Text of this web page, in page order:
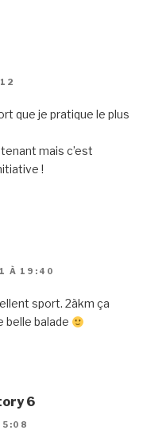
que je pratique le plus
mais c’est
!
À 19:40
sport. 2àkm ça
belle balade
6